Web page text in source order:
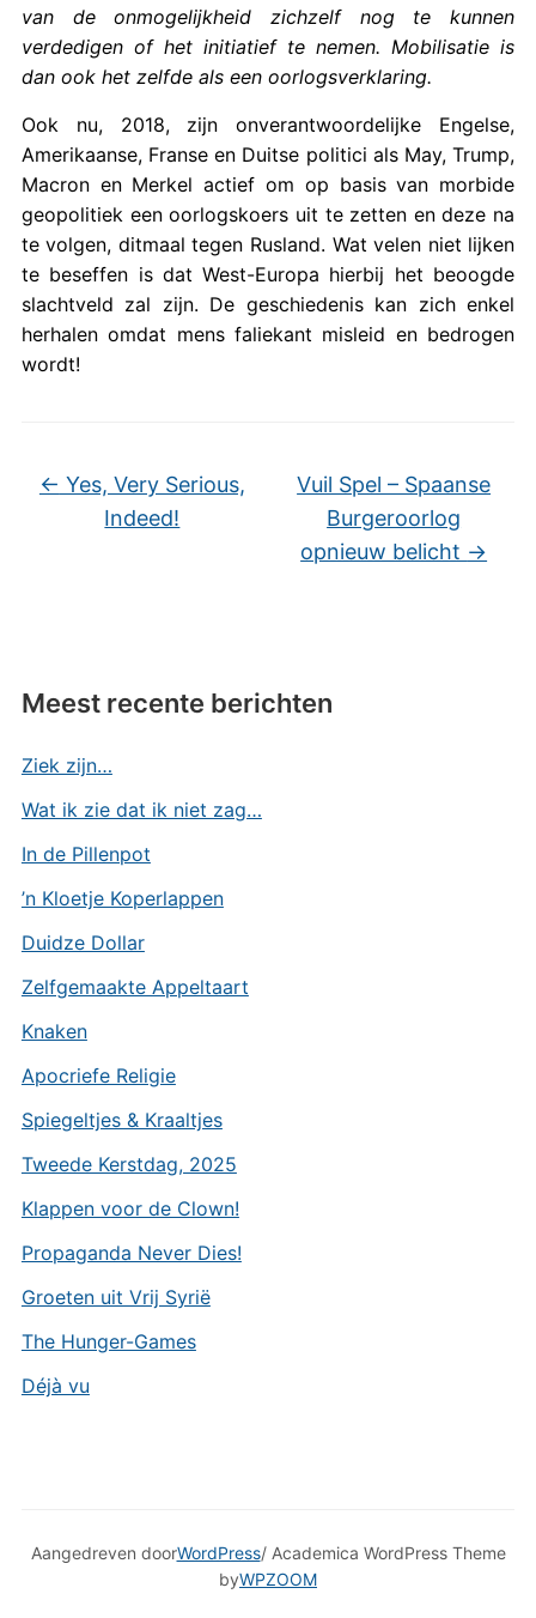
van de onmogelĳkheid zichzelf nog te kunnen
verdedigen of het initiatief te nemen. Mobilisatie is
dan ook het zelfde als een oorlogsverklaring.
Ook nu, 2018, zijn onverantwoordelijke Engelse,
Amerikaanse, Franse en Duitse politici als May, Trump,
Macron en Merkel actief om op basis van morbide
geopolitiek een oorlogskoers uit te zetten en deze na
te volgen, ditmaal tegen Rusland. Wat velen niet lijken
te beseffen is dat West-Europa hierbij het beoogde
slachtveld zal zijn. De geschiedenis kan zich enkel
herhalen omdat mens faliekant misleid en bedrogen
wordt!
← Yes, Very Serious,
Indeed!
Vuil Spel – Spaanse
Burgeroorlog
opnieuw belicht →
Meest recente berichten
Ziek zijn…
Wat ik zie dat ik niet zag…
In de Pillenpot
’n Kloetje Koperlappen
Duidze Dollar
Zelfgemaakte Appeltaart
Knaken
Apocriefe Religie
Spiegeltjes & Kraaltjes
Tweede Kerstdag, 2025
Klappen voor de Clown!
Propaganda Never Dies!
Groeten uit Vrij Syrië
The Hunger-Games
Déjà vu
Aangedreven doorWordPress/ Academica WordPress Theme
byWPZOOM